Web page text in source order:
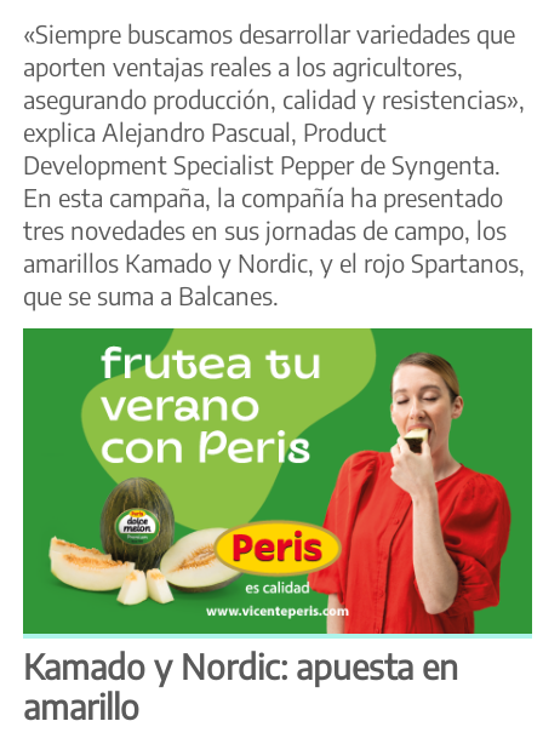
«Siempre buscamos desarrollar variedades que
aporten ventajas reales a los agricultores,
asegurando producción, calidad y resistencias»,
explica Alejandro Pascual, Product
Development Specialist Pepper de Syngenta.
En esta campaña, la compañía ha presentado
tres novedades en sus jornadas de campo, los
amarillos Kamado y Nordic, y el rojo Spartanos,
que se suma a Balcanes.
Kamado y Nordic: apuesta en
amarillo